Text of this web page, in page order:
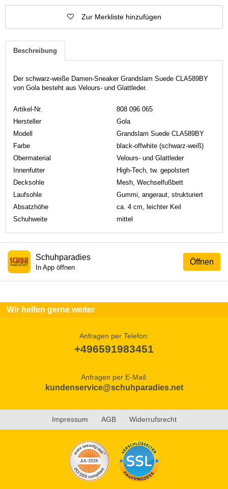
Zur Merkliste hinzufügen
Beschreibung
Der schwarz-weiße Damen-Sneaker Grandslam Suede CLA589BY
von Gola besteht aus Velours- und Glattleder.
Artikel-Nr.
808 096 065
Hersteller
Gola
Modell
Grandslam Suede CLA589BY
Farbe
black-offwhite (schwarz-weiß)
Obermaterial
Velours- und Glattleder
Innenfutter
High-Tech, tw. gepolstert
Decksohle
Mesh, Wechselfußbett
Laufsohle
Gummi, angeraut, strukturiert
Absatzhöhe
ca. 4 cm, leichter Keil
Schuhweite
mittel
Öffnen
Schuhparadies
In App öffnen
Wir helfen gerne weiter
Anfragen per Telefon:
+496591983451
Anfragen per E-Mail:
kundenservice@schuhparadies.net
Impressum AGB Widerrufsrecht